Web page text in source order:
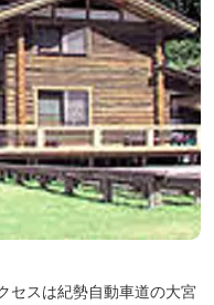
セスは紀勢自動車道の大宮